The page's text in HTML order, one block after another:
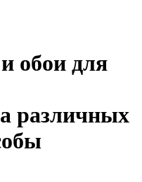
обои для
различных